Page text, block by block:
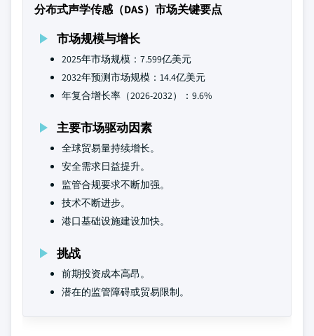
分布式声学传感（DAS）市场关键要点
市场规模与增长
2025年市场规模：7.599亿美元
2032年预测市场规模：14.4亿美元
年复合增长率（2026-2032）：9.6%
主要市场驱动因素
全球贸易量持续增长。
安全需求日益提升。
监管合规要求不断加强。
技术不断进步。
港口基础设施建设加快。
挑战
前期投资成本高昂。
潜在的监管障碍或贸易限制。